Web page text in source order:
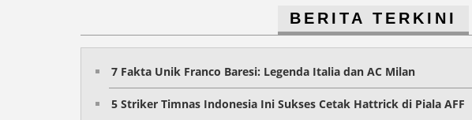
BERITA TERKINI
7 Fakta Unik Franco Baresi: Legenda Italia dan AC Milan
5 Striker Timnas Indonesia Ini Sukses Cetak Hattrick di Piala AFF